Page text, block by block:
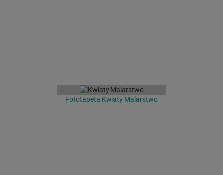
Fototapeta Kwiaty Malarstwo